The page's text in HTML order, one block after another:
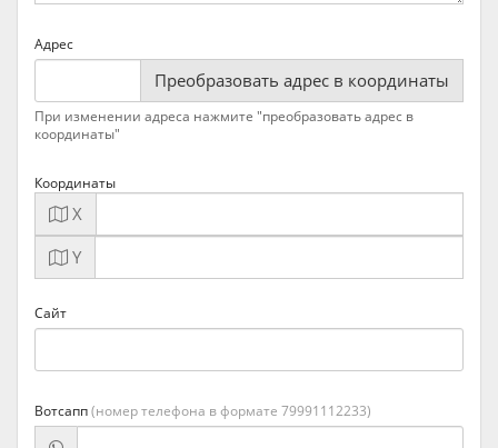
Адрес
Преобразовать адрес в координаты
При изменении адреса нажмите "преобразовать адрес в
координаты"
Координаты
X
Y
Сайт
Вотсапп(номер телефона в формате 79991112233)